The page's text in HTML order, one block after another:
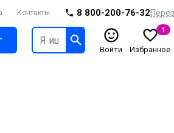
Контакты 8 800-200-76-32
Войти Избранное
1